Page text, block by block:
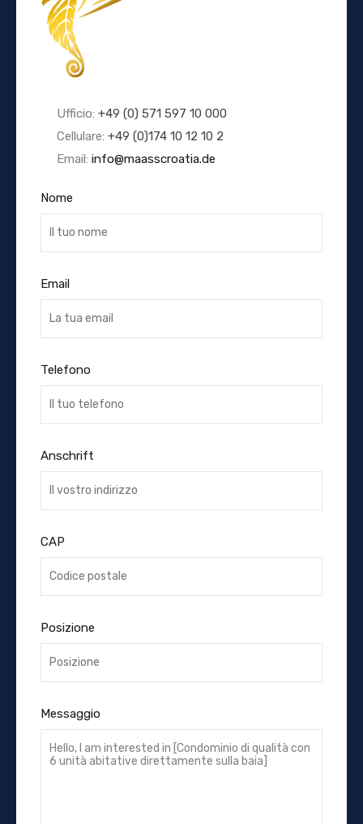
Ufficio: +49 (0) 571 597 10 000
Cellulare: +49 (0)174 10 12 10 2
Email: info@maasscroatia.de
Nome
Email
Telefono
Anschrift
CAP
Posizione
Messaggio